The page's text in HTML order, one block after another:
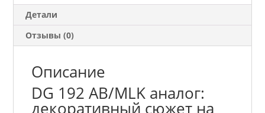
Детали
Отзывы (0)
Описание
DG 192 AB/MLK аналог:
декоративный сюжет на